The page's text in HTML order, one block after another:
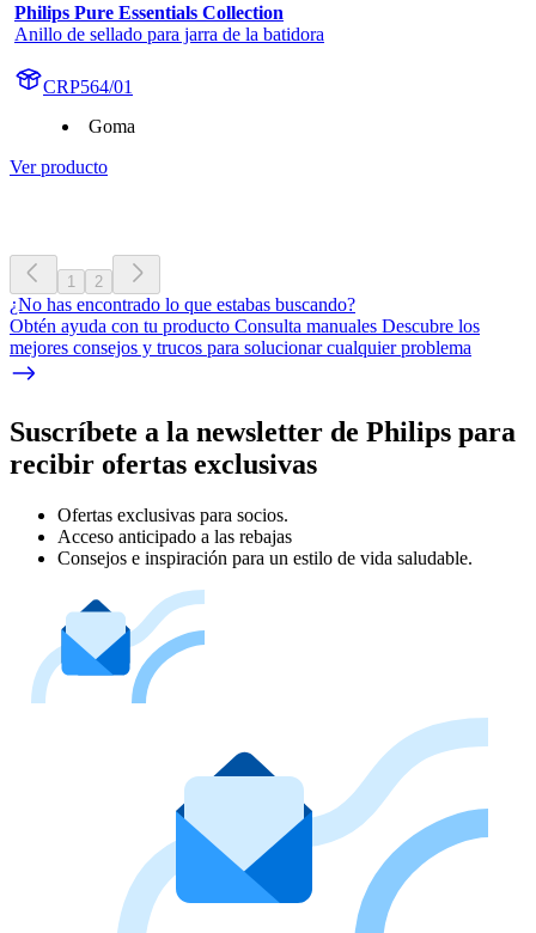
Philips Pure Essentials Collection
Anillo de sellado para jarra de la batidora
CRP564/01
Goma
Ver producto
1 2
¿No has encontrado lo que estabas buscando?
Obtén ayuda con tu producto Consulta manuales Descubre los
mejores consejos y trucos para solucionar cualquier problema
Suscríbete a la newsletter de Philips para
recibir ofertas exclusivas
Ofertas exclusivas para socios.
Acceso anticipado a las rebajas
Consejos e inspiración para un estilo de vida saludable.